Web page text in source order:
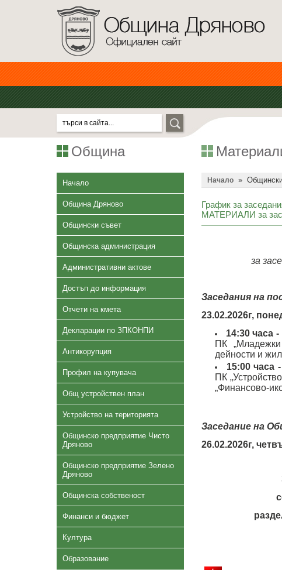
Община
Начало
Община Дряново
Общински съвет
Общинска администрация
Административни актове
Достъп до информация
Отчети на кмета
Декларации по ЗПКОНПИ
Антикорупция
Профил на купувача
Общ устройствен план
Устройство на територията
Общинско предприятие Чисто
Дряново
Общинско предприятие Зелено
Дряново
Общинска собственост
Финанси и бюджет
Култура
Образование
Начало »
График за
МАТЕРИАЛИ за
за
Заседания на
23.02.2026г,
14:30 часа -
ПК
дейности и
15:00 часа -
ПК
„Финансово-
Заседание на
26.02.2026г,